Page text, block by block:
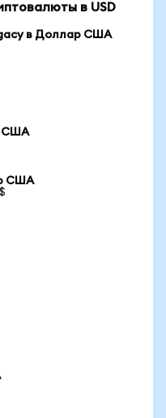
в USD
в Доллар США
США
США